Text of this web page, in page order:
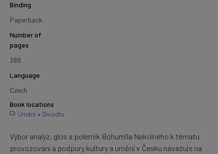
Binding
Paperback
Number of
pages
388
Language
Czech
Book locations
Umění » Divadlo
Výbor analýz, glos a polemik Bohumila Nekolného k tématu
provozování a podpory kultury a umění v Česku navazuje na